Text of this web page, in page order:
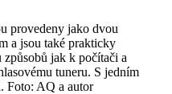
provedeny jako dvou
a jsou také prakticky
jak k počítači a
tuneru. S jedním
Foto: AQ a autor